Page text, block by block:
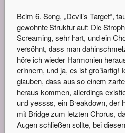
Beim 6. Song, „Devil’s Target“,
gewohnte Struktur auf: Die
Screaming, sehr hart, und ein
versöhnt, dass man
höre ich wieder Harmonien
erinnern, und ja, es ist großartig!
glauben, dass aus so einem
heraus kommen, allerdings
und yessss, ein Breakdown, der
mit Bridge zum letzten Chorus,
Augen schließen sollte, bei